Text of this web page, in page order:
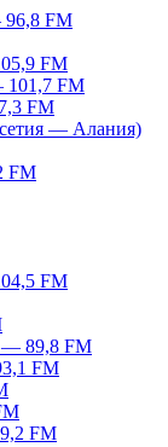
96,8 FM
FM
101,7 FM
FM
— Алания)
FM
FM
— 89,8 FM
FM
FM